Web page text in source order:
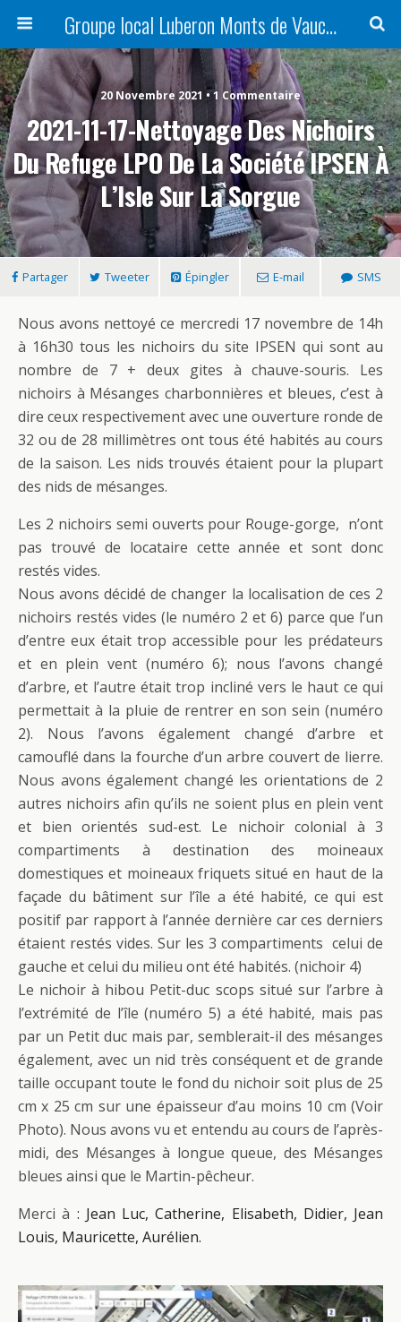
Groupe local Luberon Monts de Vaucluse
20 Novembre 2021 • 1 Commentaire
2021-11-17-Nettoyage Des Nichoirs
Du Refuge LPO De La Société IPSEN À
L’Isle Sur La Sorgue
Partager Tweeter Épingler E-mail SMS
Nous avons nettoyé ce mercredi 17 novembre de 14h
à 16h30 tous les nichoirs du site IPSEN qui sont au
nombre de 7 + deux gites à chauve-souris. Les
nichoirs à Mésanges charbonnières et bleues, c’est à
dire ceux respectivement avec une ouverture ronde de
32 ou de 28 millimètres ont tous été habités au cours
de la saison. Les nids trouvés étaient pour la plupart
des nids de mésanges.
Les 2 nichoirs semi ouverts pour Rouge-gorge, n’ont
pas trouvé de locataire cette année et sont donc
restés vides.
Nous avons décidé de changer la localisation de ces 2
nichoirs restés vides (le numéro 2 et 6) parce que l’un
d’entre eux était trop accessible pour les prédateurs
et en plein vent (numéro 6); nous l’avons changé
d’arbre, et l’autre était trop incliné vers le haut ce qui
permettait à la pluie de rentrer en son sein (numéro
2). Nous l’avons également changé d’arbre et
camouflé dans la fourche d’un arbre couvert de lierre.
Nous avons également changé les orientations de 2
autres nichoirs afin qu’ils ne soient plus en plein vent
et bien orientés sud-est. Le nichoir colonial à 3
compartiments à destination des moineaux
domestiques et moineaux friquets situé en haut de la
façade du bâtiment sur l’île a été habité, ce qui est
positif par rapport à l’année dernière car ces derniers
étaient restés vides. Sur les 3 compartiments celui de
gauche et celui du milieu ont été habités. (nichoir 4)
Le nichoir à hibou Petit-duc scops situé sur l’arbre à
l’extrémité de l’île (numéro 5) a été habité, mais pas
par un Petit duc mais par, semblerait-il des mésanges
également, avec un nid très conséquent et de grande
taille occupant toute le fond du nichoir soit plus de 25
cm x 25 cm sur une épaisseur d’au moins 10 cm (Voir
Photo). Nous avons vu et entendu au cours de l’après-
midi, des Mésanges à longue queue, des Mésanges
bleues ainsi que le Martin-pêcheur.
Merci à : Jean Luc, Catherine, Elisabeth, Didier, Jean
Louis, Mauricette, Aurélien.